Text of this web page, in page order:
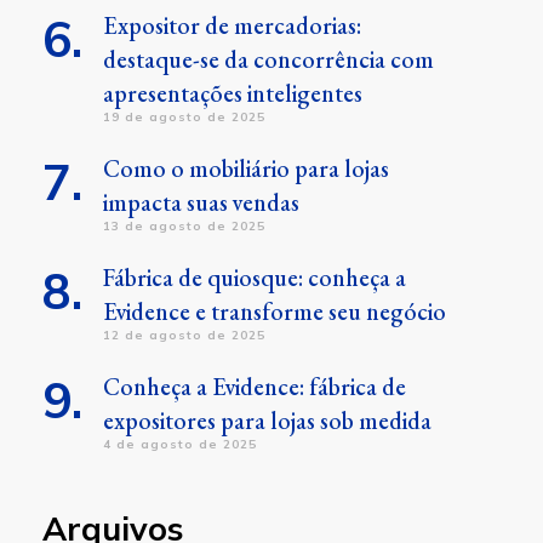
Expositor de mercadorias:
destaque-se da concorrência com
apresentações inteligentes
19 de agosto de 2025
Como o mobiliário para lojas
impacta suas vendas
13 de agosto de 2025
Fábrica de quiosque: conheça a
Evidence e transforme seu negócio
12 de agosto de 2025
Conheça a Evidence: fábrica de
expositores para lojas sob medida
4 de agosto de 2025
Arquivos